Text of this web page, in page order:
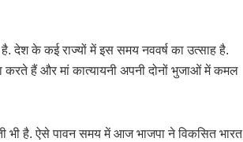
देश के कई राज्यों में इस समय नववर्ष का उत्साह है.
करते हैं और मां कात्यायनी अपनी दोनों भुजाओं में कमल
भी है. ऐसे पावन समय में आज भाजपा ने विकसित भारत